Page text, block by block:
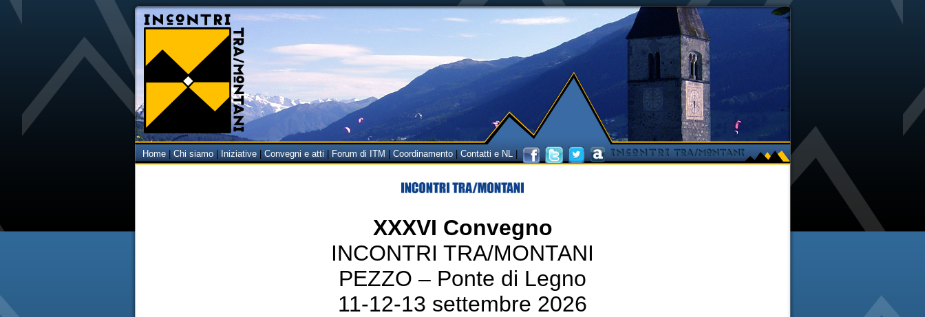
Home Chi siamo Iniziative Convegni e atti Forum di ITM Coordinamento Contatti e NL
XXXVI Convegno
INCONTRI TRA/MONTANI
PEZZO – Ponte di Legno
11-12-13 settembre 2026